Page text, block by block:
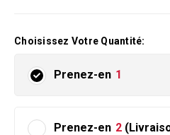
Choisissez Votre Quantité:
Prenez-en 1
Prenez-en 2